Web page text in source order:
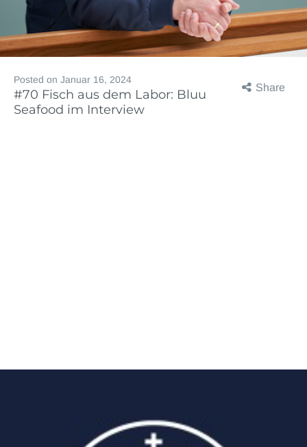
Share
Posted on Januar 16, 2024
#70 Fisch aus dem Labor: Bluu
Seafood im Interview